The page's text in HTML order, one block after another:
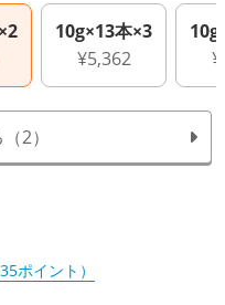
10g×13本×3
¥5,362
2）
ポイント）